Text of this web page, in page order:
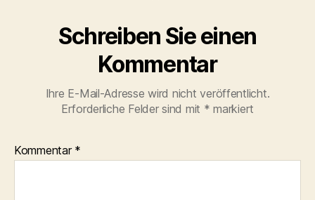
Schreiben Sie einen
Kommentar
Ihre E-Mail-Adresse wird nicht veröffentlicht.
Erforderliche Felder sind mit * markiert
Kommentar *